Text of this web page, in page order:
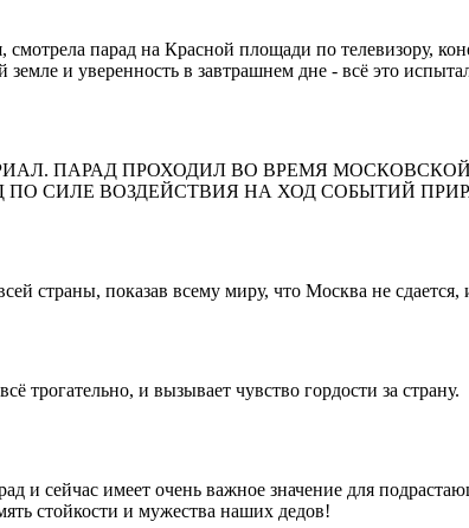
парад на Красной площади по телевизору,
и уверенность в завтрашнем дне - всё это
ПАРАД ПРОХОДИЛ ВО ВРЕМЯ
ПО СИЛЕ ВОЗДЕЙСТВИЯ НА ХОД СОБЫТИЙ
страны, показав всему миру, что Москва не
трогательно, и вызывает чувство гордости за страну.
и сейчас имеет очень важное значение для
стойкости и мужества наших дедов!